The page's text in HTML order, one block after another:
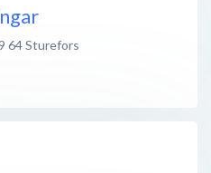
64Sturefors